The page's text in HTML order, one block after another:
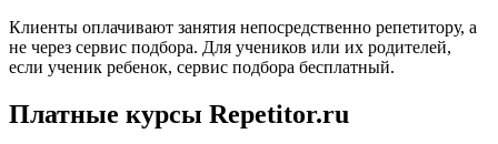
Клиенты оплачивают занятия непосредственно репетитору, а
не через сервис подбора. Для учеников или их родителей,
если ученик ребенок, сервис подбора бесплатный.
Платные курсы Repetitor.ru